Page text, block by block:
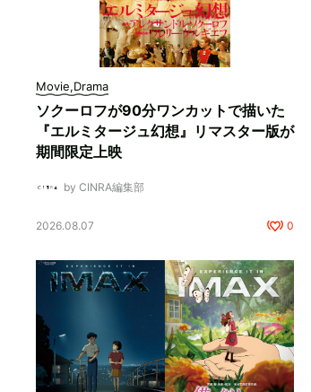
Movie,Drama
ソクーロフが90分ワンカットで描いた
『エルミタージュ幻想』リマスター版が
期間限定上映
by CINRA編集部
2026.08.07 0